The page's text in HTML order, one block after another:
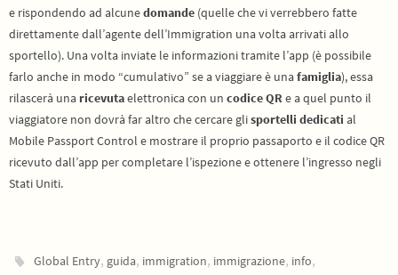
e rispondendo ad alcunedomande (quelle che vi verrebbero fatte
direttamente dall’agente dell’Immigration una volta arrivati allo
sportello). Una volta inviate le informazioni tramite l’app (è possibile
farlo anche in modo “cumulativo” se a viaggiare è unafamiglia), essa
rilascerà una ricevutaelettronica con un codice QR e a quel punto il
viaggiatore non dovrà far altro che cercare glisportelli dedicati al
Mobile Passport Control e mostrare il proprio passaporto e il codice QR
ricevuto dall’app per completare l’ispezione e ottenere l’ingresso negli
Stati Uniti.
Global Entry, guida, immigration, immigrazione, info,